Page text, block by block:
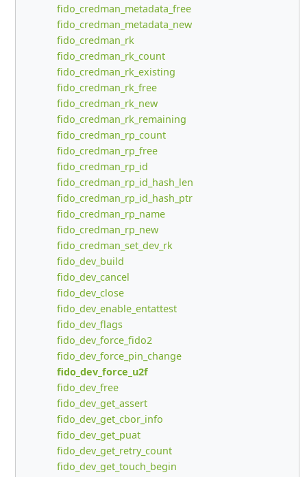
fido_credman_metadata_free
fido_credman_metadata_new
fido_credman_rk
fido_credman_rk_count
fido_credman_rk_existing
fido_credman_rk_free
fido_credman_rk_new
fido_credman_rk_remaining
fido_credman_rp_count
fido_credman_rp_free
fido_credman_rp_id
fido_credman_rp_id_hash_len
fido_credman_rp_id_hash_ptr
fido_credman_rp_name
fido_credman_rp_new
fido_credman_set_dev_rk
fido_dev_build
fido_dev_cancel
fido_dev_close
fido_dev_enable_entattest
fido_dev_flags
fido_dev_force_fido2
fido_dev_force_pin_change
fido_dev_force_u2f
fido_dev_free
fido_dev_get_assert
fido_dev_get_cbor_info
fido_dev_get_puat
fido_dev_get_retry_count
fido_dev_get_touch_begin